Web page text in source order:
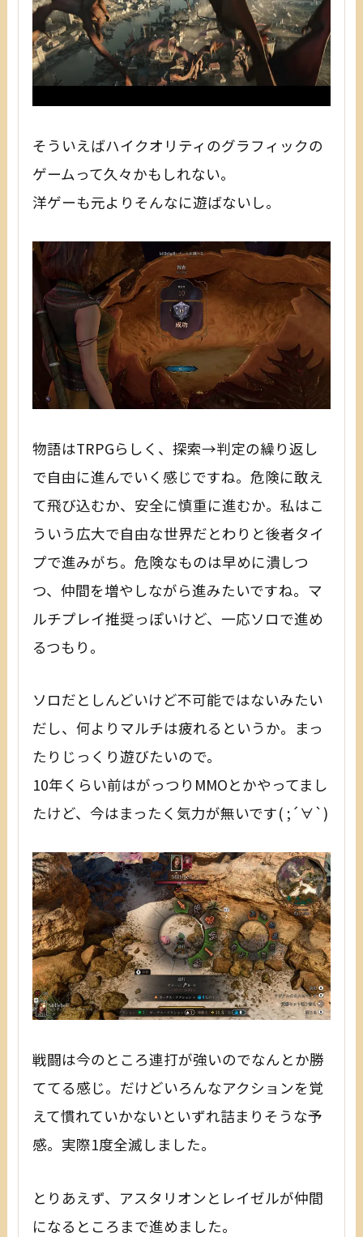
そういえばハイクオリティのグラフィックの
ゲームって久々かもしれない。
洋ゲーも元よりそんなに遊ばないし。
物語はTRPGらしく、探索→判定の繰り返し
で自由に進んでいく感じですね。危険に敢え
て飛び込むか、安全に慎重に進むか。私はこ
ういう広大で自由な世界だとわりと後者タイ
プで進みがち。危険なものは早めに潰しつ
つ、仲間を増やしながら進みたいですね。マ
ルチプレイ推奨っぽいけど、一応ソロで進め
るつもり。
ソロだとしんどいけど不可能ではないみたい
だし、何よりマルチは疲れるというか。まっ
たりじっくり遊びたいので。
10年くらい前はがっつりMMOとかやってまし
たけど、今はまったく気力が無いです( ;´∀`)
戦闘は今のところ連打が強いのでなんとか勝
ててる感じ。だけどいろんなアクションを覚
えて慣れていかないといずれ詰まりそうな予
感。実際1度全滅しました。
とりあえず、アスタリオンとレイゼルが仲間
になるところまで進めました。